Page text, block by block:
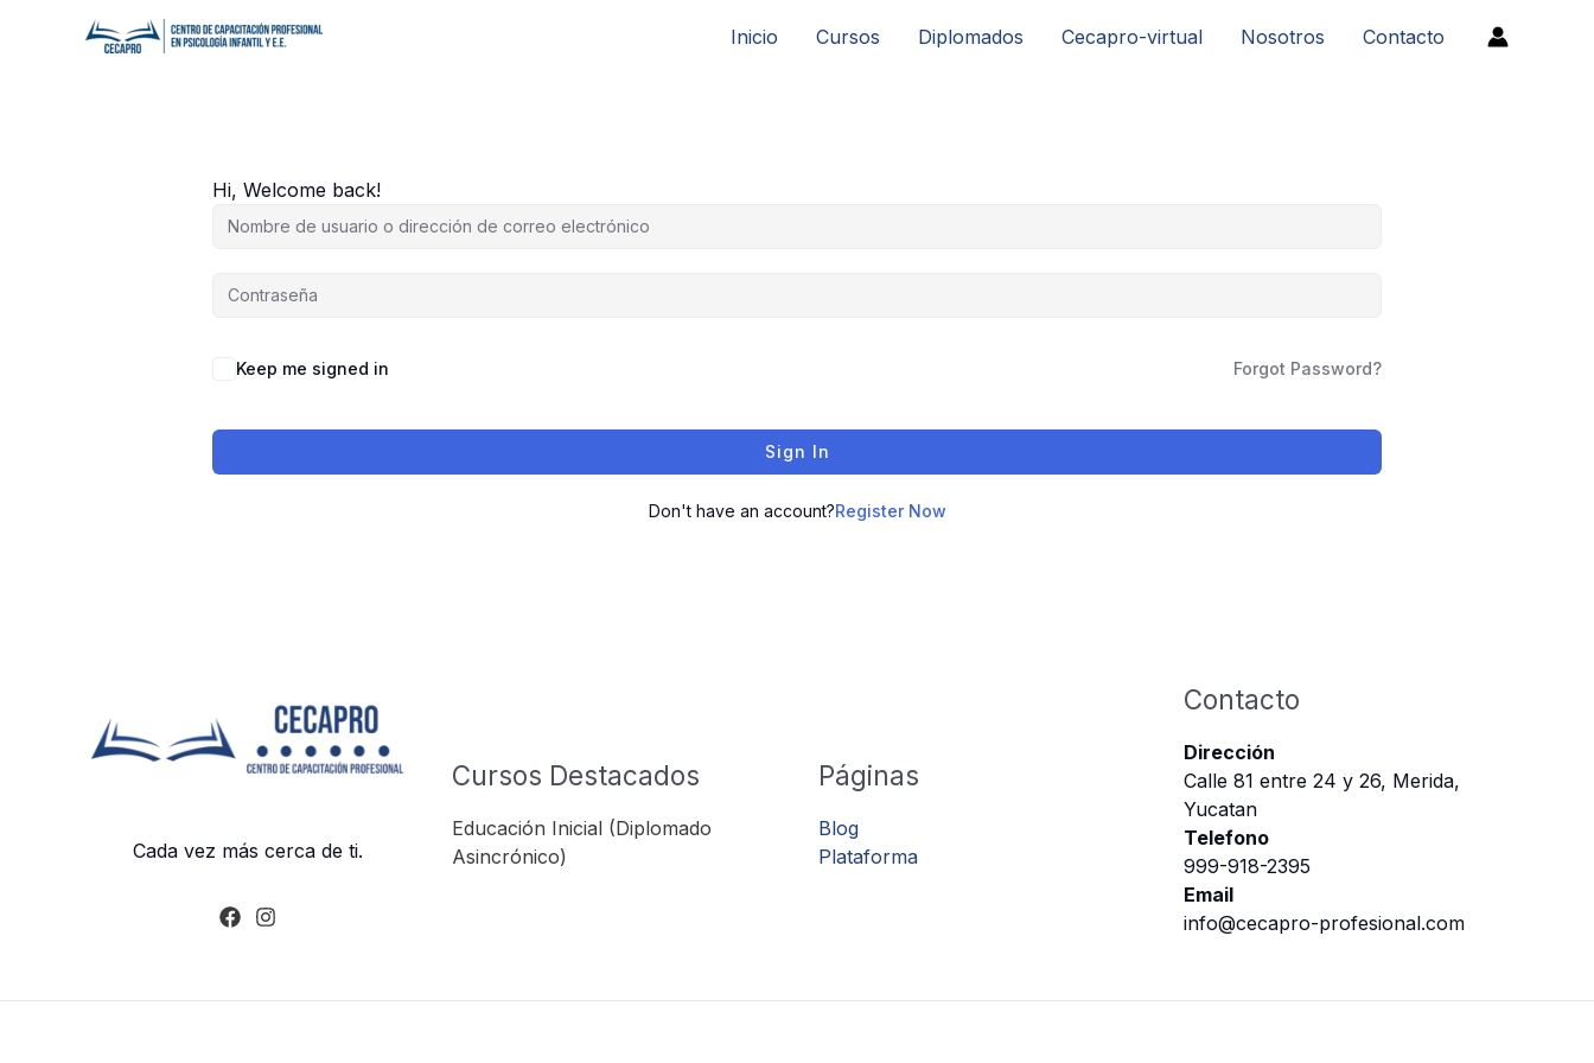
Inicio Cursos Diplomados Cecapro-virtual Nosotros Contacto
Hi, Welcome back!
Keep me signed in Forgot Password?
Sign In
Don't have an account?Register Now
Cada vez más cerca de ti.
Cursos Destacados
Educación Inicial (Diplomado
Asincrónico)
Páginas
Blog
Plataforma
Contacto
Dirección
Calle 81 entre 24 y 26, Merida,
Yucatan
Telefono
999-918-2395
Email
info@cecapro-profesional.com